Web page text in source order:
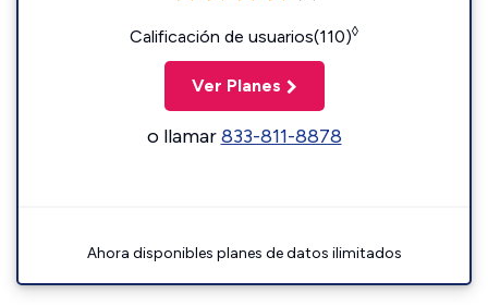
Calificación de usuarios(110)◊
Ver Planes
o llamar833-811-8878
Ahora disponibles planes de datos ilimitados